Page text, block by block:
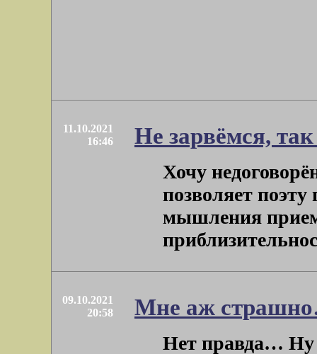
11.10.2021
16:46
Не зарвёмся,
Хочу
позволяет
мышления
09.10.2021
20:58
Мне аж
Нет правда… Ну